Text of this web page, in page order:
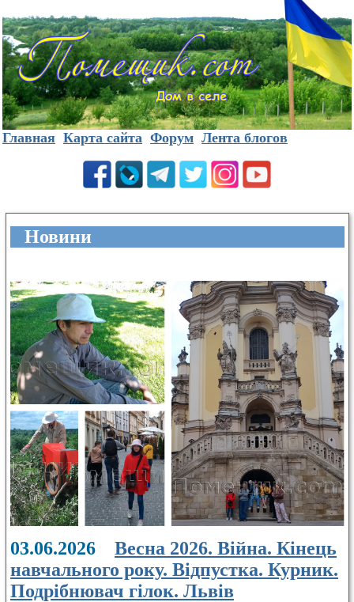
Главная Карта сайта Форум Лента блогов
Новини
03.06.2026 Весна 2026. Війна. Кінець
навчального року. Відпустка. Курник.
Подрібнювач гілок. Львів